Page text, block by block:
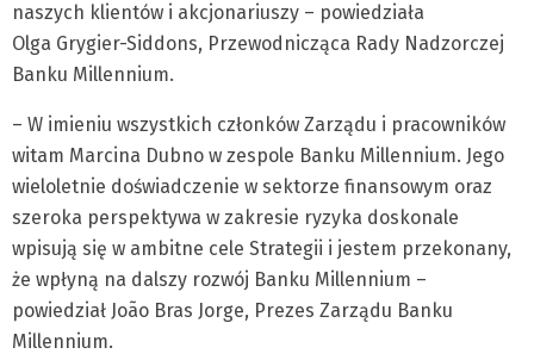
naszych klientów i akcjonariuszy – powiedziała
Olga Grygier-Siddons, Przewodnicząca Rady Nadzorczej
Banku Millennium.
– W imieniu wszystkich członków Zarządu i pracowników
witam Marcina Dubno w zespole Banku Millennium. Jego
wieloletnie doświadczenie w sektorze finansowym oraz
szeroka perspektywa w zakresie ryzyka doskonale
wpisują się w ambitne cele Strategii i jestem przekonany,
że wpłyną na dalszy rozwój Banku Millennium –
powiedział João Bras Jorge, Prezes Zarządu Banku
Millennium.